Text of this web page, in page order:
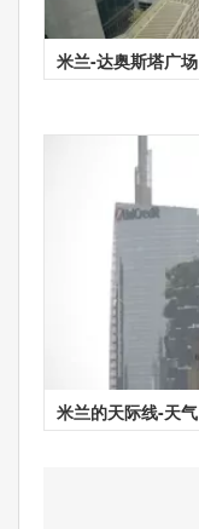
米兰-达奥斯塔广场
米兰的天际线-天气